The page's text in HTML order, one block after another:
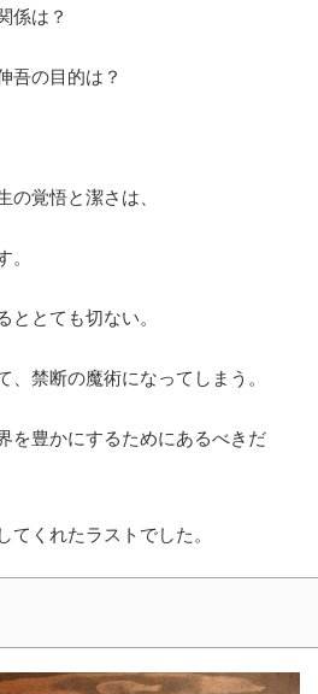
係は？
吾の目的は？
の覚悟と潔さは、
とても切ない。
禁断の魔術になってしまう。
を豊かにするためにあるべきだ
くれたラストでした。